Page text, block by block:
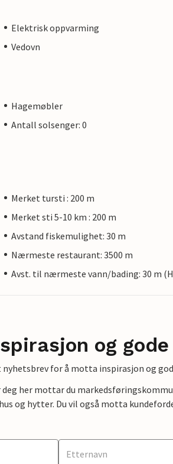
Elektrisk oppvarming
Vedovn
Hagemøbler
Antall solsenger: 0
Merket tursti : 200 m
Merket sti 5-10 km : 200 m
Avstand fiskemulighet: 30 m
Nærmeste restaurant: 3500 m
Avst. til nærmeste vann/bading: 30 m
og
nyhetsbrev for å motta inspirasjon og
her mottar du
og hytter. Du vil også motta